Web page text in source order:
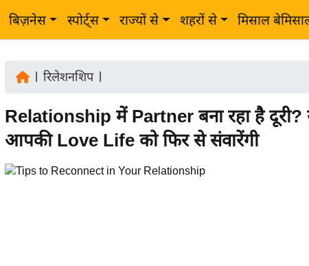
बिज़नेस स्पोर्ट्स राज्यों से शहरों से मिसाल
रिलेशनशिप|
Relationship में Partner बना रहा है
आपकी Love Life को फिर से संवारेंगी